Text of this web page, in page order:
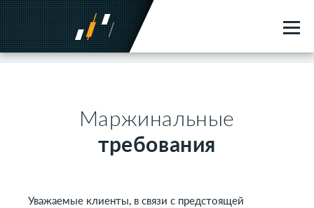
Mаржинальные
требования
Уважаемые клиенты, в связи с предстоящей